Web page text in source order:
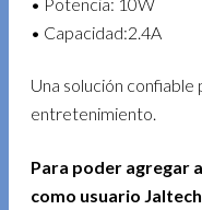
• Capacidad:2.4A
Una solución
entretenimiento.
Para poder agregar
como usuario Jaltech